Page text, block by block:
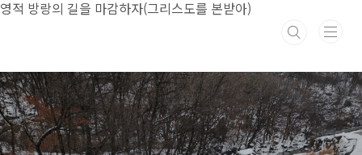
본문 바로가기
영적 방랑의 길을 마감하자(그리스도를 본받아)